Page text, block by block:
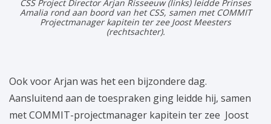
CSS Project Director Arjan Risseeuw (links) leidde Prinses
Amalia rond aan boord van het CSS, samen met COMMIT
Projectmanager kapitein ter zee Joost Meesters
(rechtsachter).
Ook voor Arjan was het een bijzondere dag.
Aansluitend aan de toespraken ging leidde hij, samen
met COMMIT-projectmanager kapitein ter zee Joost